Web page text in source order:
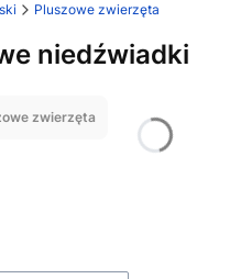
Pluszowe zwierzęta
niedźwiadki
zwierzęta